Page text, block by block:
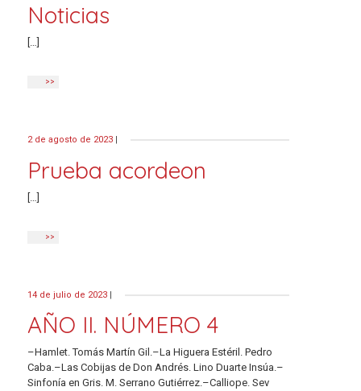
Noticias
[…]
>>
2 de agosto de 2023 |
Prueba acordeon
>>
14 de julio de 2023 |
AÑO II. NÚMERO 4
–Hamlet. Tomás Martín Gil.–La Higuera Estéril. Pedro
Caba.–Las Cobijas de Don Andrés. Lino Duarte Insúa.–
Sinfonía en Gris. M. Serrano Gutiérrez.–Calliope. Sev